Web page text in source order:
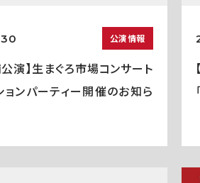
公演情報
演】生まぐろ市場コンサート
ョンパーティー開催のお知ら